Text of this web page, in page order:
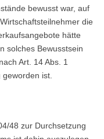
bewusst war, auf
die
hätte
solches Bewusstsein
Art. 14 Abs. 1
ist.
48 zur Durchsetzung